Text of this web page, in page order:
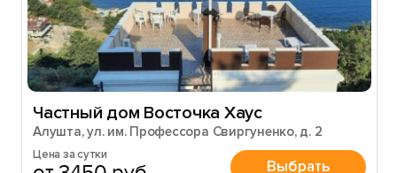
Частный дом Восточка Хаус
Алушта, ул. им. Профессора Свиргуненко, д. 2
Цена за сутки
Выбрать